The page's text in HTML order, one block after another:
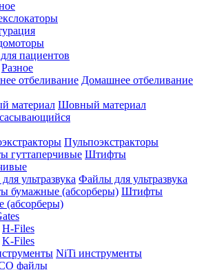
пациентов
Разное
Домашнее отбеливание
Шовный материал
Пульпоэкстракторы
Штифты
Файлы для ультразвука
Штифты
(абсорберы)
H-Files
K-Files
NiTi инструменты
файлы